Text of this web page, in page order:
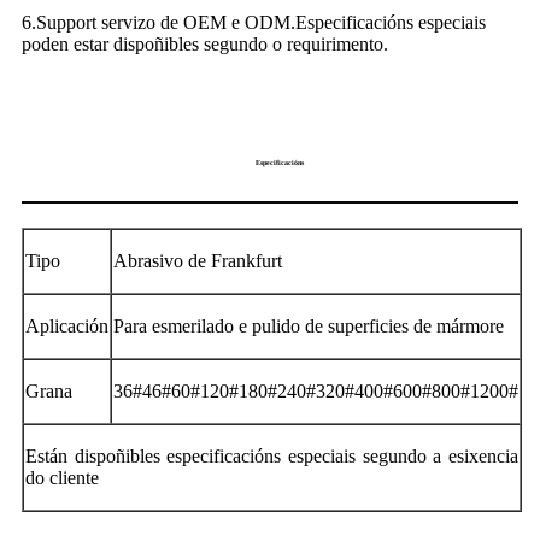
6.Support servizo de OEM e ODM.Especificacións especiais
poden estar dispoñibles segundo o requirimento.
Especificacións
Tipo Abrasivo de Frankfurt
Aplicación Para esmerilado e pulido de superficies de mármore
Grana 36#46#60#120#180#240#320#400#600#800#1200#
Están dispoñibles especificacións especiais segundo a esixencia
do cliente